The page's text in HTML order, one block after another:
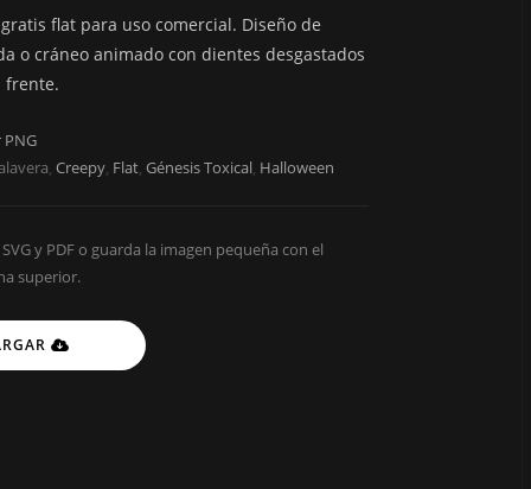
flat para uso comercial. Diseño de
o cráneo animado con dientes desgastados
frente.
, Creepy, Flat, Génesis Toxical, Halloween